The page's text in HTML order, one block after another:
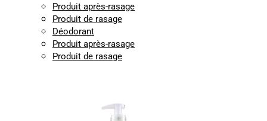
Produit après-rasage
Produit de rasage
Déodorant
Produit après-rasage
Produit de rasage